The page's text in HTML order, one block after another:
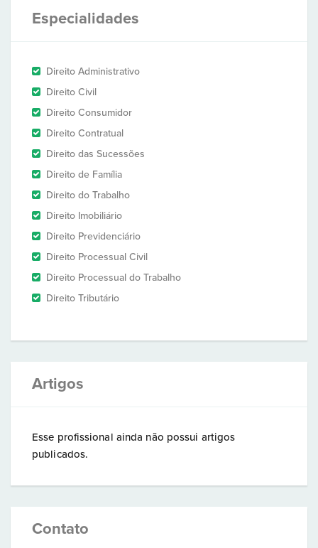
Especialidades
Direito Administrativo
Direito Civil
Direito Consumidor
Direito Contratual
Direito das Sucessões
Direito de Família
Direito do Trabalho
Direito Imobiliário
Direito Previdenciário
Direito Processual Civil
Direito Processual do Trabalho
Direito Tributário
Artigos
Esse profissional ainda não possui artigos
publicados.
Contato